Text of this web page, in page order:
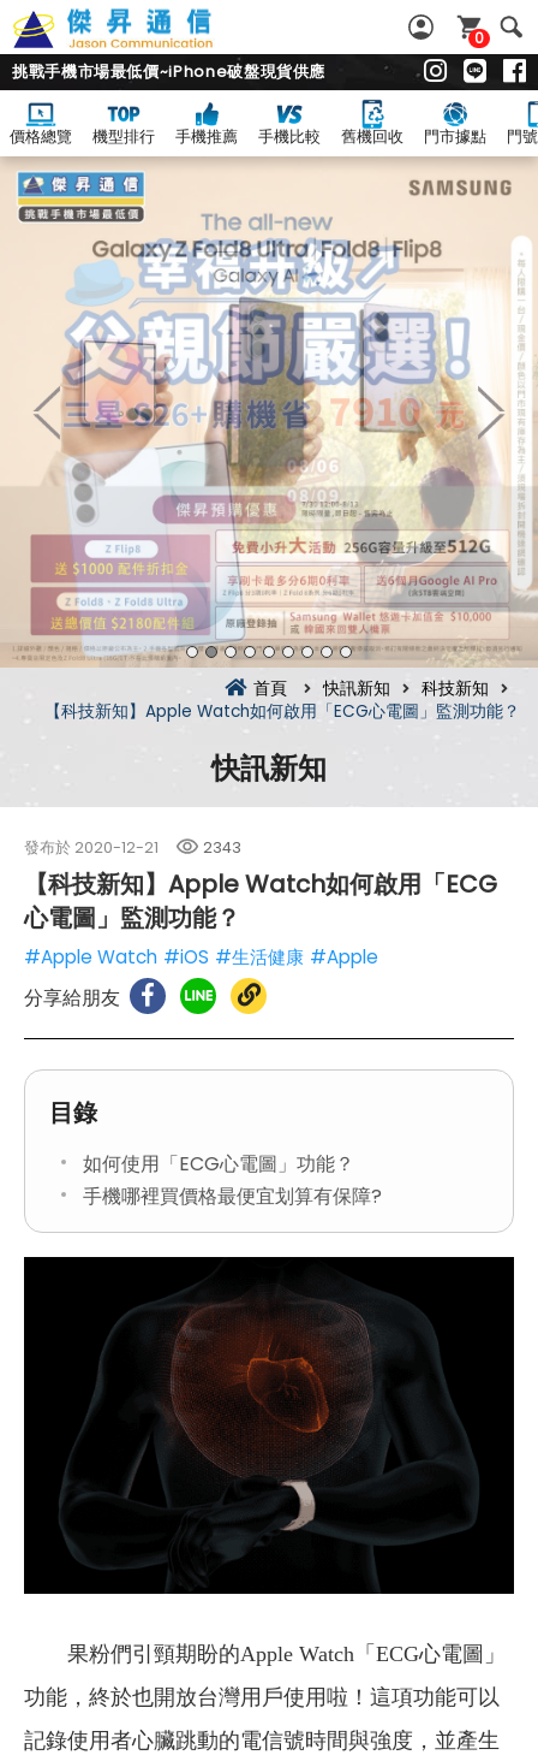
0
挑戰手機市場最低價~iPhone破盤現貨供應
價格總覽 機型排行 手機推薦 手機比較 舊機回收 門市據點 門
首頁 快訊新知
科技新知
【科技新知】Apple Watch如何啟用「ECG心電圖」監測功能？
快訊新知
發布於 2020-12-21 2343
【科技新知】Apple Watch如何啟用「ECG
心電圖」監測功能？
#Apple Watch #iOS #生活健康 #Apple
分享給朋友
目錄
如何使用「ECG心電圖」功能？
手機哪裡買價格最便宜划算有保障?
果粉們引頸期盼的Apple Watch「ECG心電圖」
功能，終於也開放台灣用戶使用啦！這項功能可以
記錄使用者心臟跳動的電信號時間與強度，並產生